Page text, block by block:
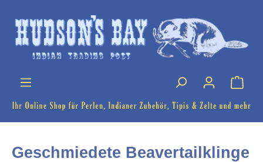
Geschmiedete Beavertailklinge